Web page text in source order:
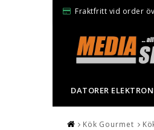
Fraktfritt vid order
DATORER
Kök Gourmet